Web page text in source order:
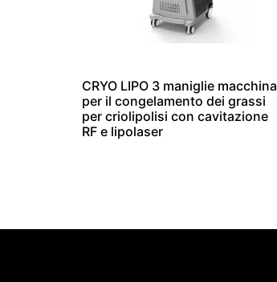
CRYO LIPO 3 maniglie macchina
per il congelamento dei grassi
per criolipolisi con cavitazione
RF e lipolaser